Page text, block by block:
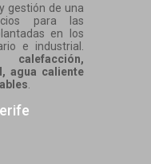
gestión de una
para las
en los
e industrial.
agua caliente